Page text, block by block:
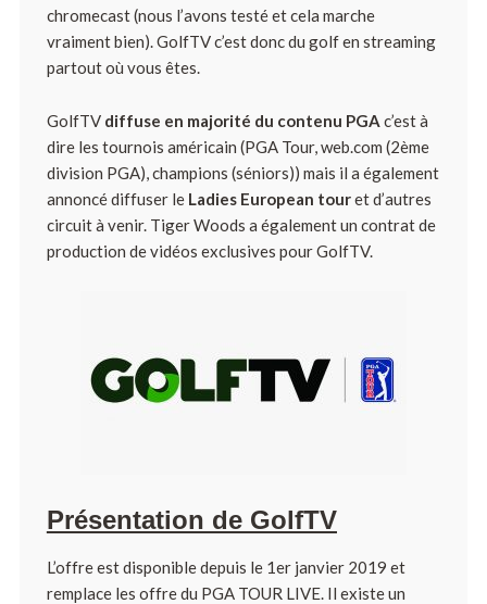
chromecast (nous l’avons testé et cela marche
vraiment bien). GolfTV c’est donc du golf en streaming
partout où vous êtes.
GolfTV diffuse en majorité du contenu PGA c’est à
dire les tournois américain (PGA Tour, web.com (2ème
division PGA), champions (séniors)) mais il a également
annoncé diffuser le Ladies European touret d’autres
circuit à venir. Tiger Woods a également un contrat de
production de vidéos exclusives pour GolfTV.
Présentation de GolfTV
L’offre est disponible depuis le 1er janvier 2019 et
remplace les offre du PGA TOUR LIVE. Il existe un